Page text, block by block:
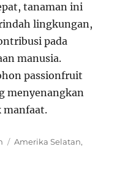
tanaman ini
lingkungan,
pada
manusia.
passionfruit
menyenangkan
manfaat.
Tags
Amerika Selatan,